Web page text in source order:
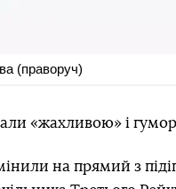
(праворуч)
«жахливою» і
на прямий з